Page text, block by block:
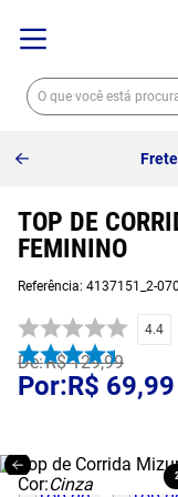
TOP DE
FEMININO
Referência: 4137151_2-070
4.4
R$ 129,99
R$ 69,99
Cor:Cinza